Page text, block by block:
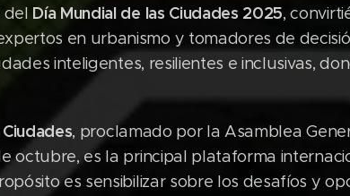
del Día Mundial de las Ciudades 2025,
en urbanismo y tomadores de
inteligentes, resilientes e inclusivas,
, proclamado por la Asamblea
octubre, es la principal plataforma
es sensibilizar sobre los desafíos y